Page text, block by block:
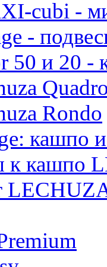
cubi -
-
50 и 20
Rondo
кашпо
к кашпо